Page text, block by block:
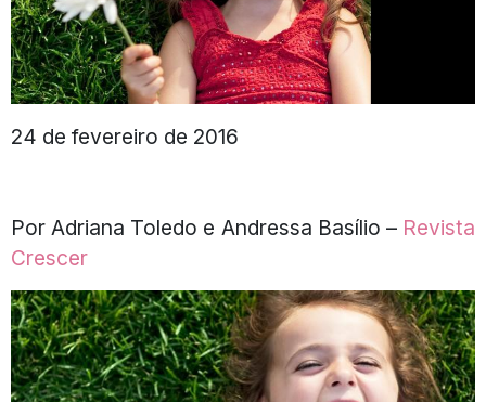
24 de fevereiro de 2016
Por Adriana Toledo e Andressa Basílio – Revista
Crescer